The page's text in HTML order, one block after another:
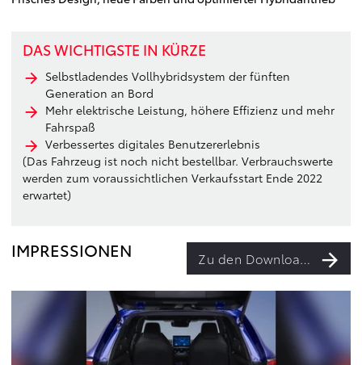
DAS WICHTIGSTE IN KÜRZE
Selbstladendes Vollhybridsystem der fünften
Generation an Bord
Mehr elektrische Leistung, höhere Effizienz und mehr
Fahrspaß
Verbessertes digitales Benutzererlebnis
(Das Fahrzeug ist noch nicht bestellbar. Verbrauchswerte
werden zum voraussichtlichen Verkaufsstart Ende 2022
erwartet)
IMPRESSIONEN Zu den Downloads